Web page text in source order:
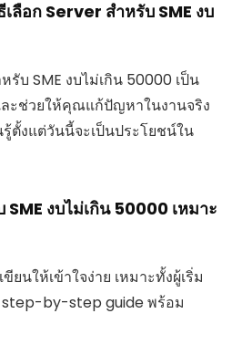
เลือก Server สำหรับ SME งบ
รับ SME งบไม่เกิน 50000 เป็น
ะช่วยให้คุณแก้ปัญหาในงานจริง
ตั้งแต่วันนี้จะเป็นประโยชน์ใน
งบไม่เกิน 50000 เหมาะ
นให้เข้าใจง่าย เหมาะทั้งผู้เริ่ม
by-step guide พร้อม